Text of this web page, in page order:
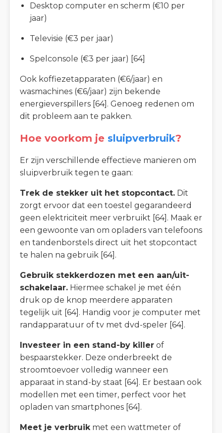
Desktop computer en scherm (€10 per
jaar)
Televisie (€3 per jaar)
Spelconsole (€3 per jaar) [64]
Ook koffiezetapparaten (€6/jaar) en
wasmachines (€6/jaar) zijn bekende
energieverspillers [64]. Genoeg redenen om
dit probleem aan te pakken.
Hoe voorkom je sluipverbruik?
Er zijn verschillende effectieve manieren om
sluipverbruik tegen te gaan:
Trek de stekker uit het stopcontact. Dit
zorgt ervoor dat een toestel gegarandeerd
geen elektriciteit meer verbruikt [64]. Maak er
een gewoonte van om opladers van telefoons
en tandenborstels direct uit het stopcontact
te halen na gebruik [64].
Gebruik stekkerdozen met een aan/uit-
schakelaar. Hiermee schakel je met één
druk op de knop meerdere apparaten
tegelijk uit [64]. Handig voor je computer met
randapparatuur of tv met dvd-speler [64].
Investeer in een stand-by killer of
bespaarstekker. Deze onderbreekt de
stroomtoevoer volledig wanneer een
apparaat in stand-by staat [64]. Er bestaan ook
modellen met een timer, perfect voor het
opladen van smartphones [64].
Meet je verbruik met een wattmeter of